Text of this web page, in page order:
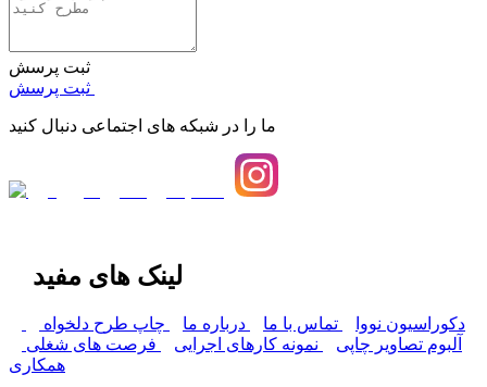
ثبت پرسش
ما را در شبکه های اجتماعی دنبال کنید
لینک های مفید
دکوراسیون نووا تماس با ما درباره ما
چاپ طرح دلخواه
آلبوم تصاویر چاپی
نمونه کارهای اجرایی
فرصت های شغلی
همکاری